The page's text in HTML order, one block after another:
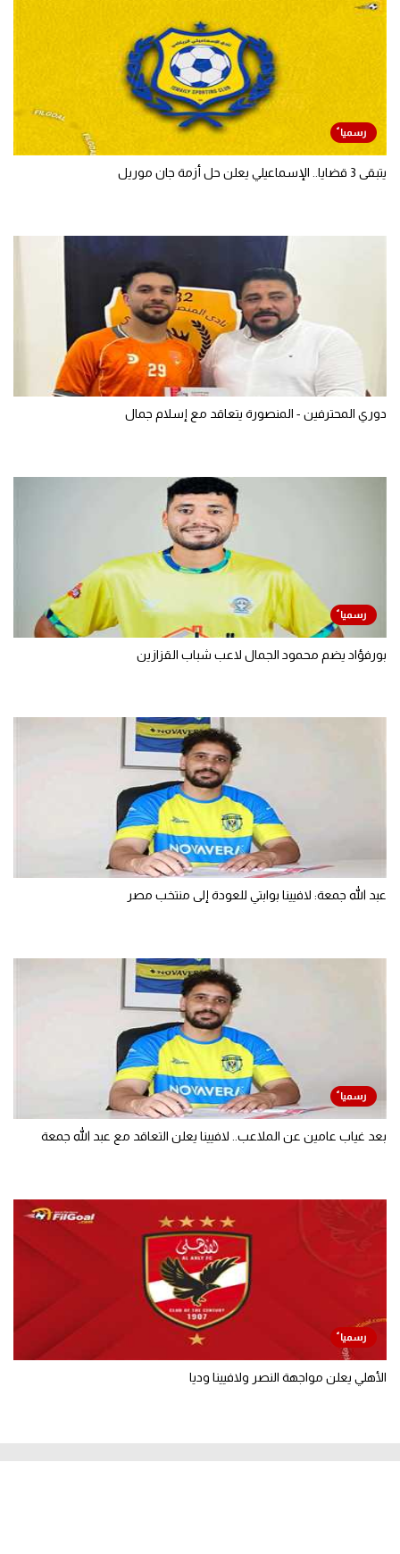
يتبقى 3 قضايا.. الإسماعيلي يعلن حل أزمة جان موريل
دوري المحترفين - المنصورة يتعاقد مع إسلام جمال
بورفؤاد يضم محمود الجمال لاعب شباب القزازين
عبد الله جمعة: لافيينا بوابتي للعودة إلى منتخب مصر
بعد غياب عامين عن الملاعب.. لافيينا يعلن التعاقد مع عبد الله جمعة
الأهلي يعلن مواجهة النصر ولافيينا وديا